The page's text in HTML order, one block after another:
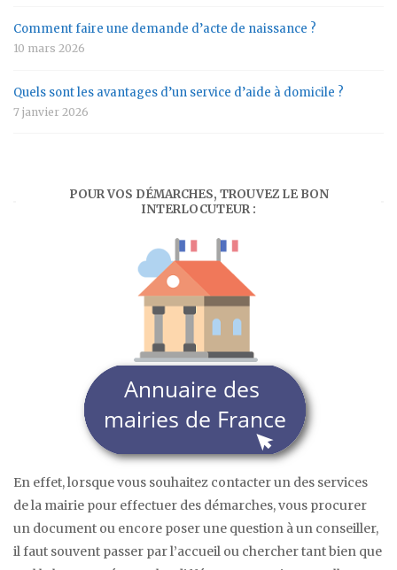
Comment faire une demande d’acte de naissance ?
10 mars 2026
Quels sont les avantages d’un service d’aide à domicile ?
7 janvier 2026
POUR VOS DÉMARCHES, TROUVEZ LE BON
INTERLOCUTEUR :
En effet, lorsque vous souhaitez contacter un des services
de la mairie pour effectuer des démarches, vous procurer
un document ou encore poser une question à un conseiller,
il faut souvent passer par l’accueil ou chercher tant bien que